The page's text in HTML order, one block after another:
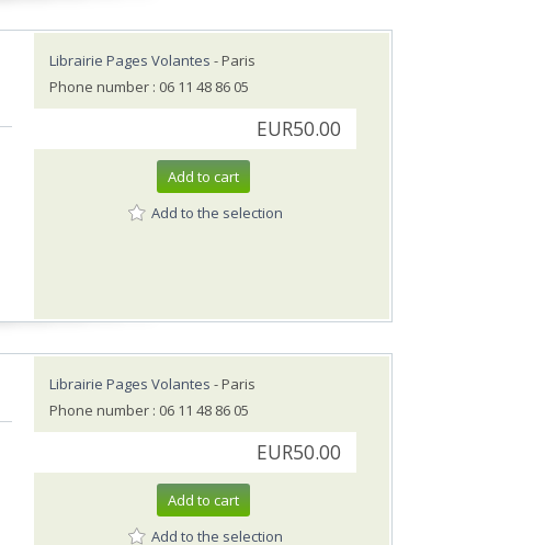
Librairie Pages Volantes - Paris
Phone number : 06 11 48 86 05
EUR50.00
Add to cart
Add to the selection
Librairie Pages Volantes - Paris
Phone number : 06 11 48 86 05
EUR50.00
Add to cart
Add to the selection